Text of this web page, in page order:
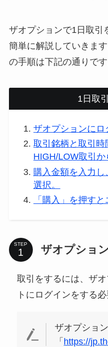
ザオプションで1日取引
簡単に解説していきま
の手順は下記の通りです
1日取
ザオプションにロ
取引銘柄と取引
HIGH/LOW取引
購入金額を入力
選択。
「購入」を押す
STEP ザオプショ
取引をするには、ザ
トにログインをする必
ザオプショ
「 https://